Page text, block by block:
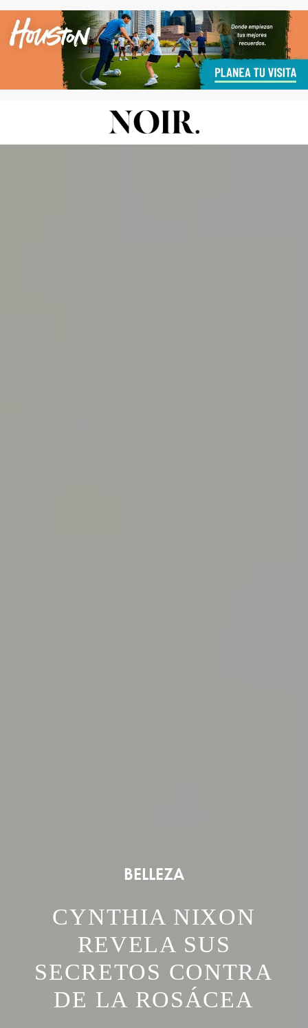
BELLEZA
CYNTHIA NIXON
REVELA SUS
SECRETOS CONTRA
DE LA ROSÁCEA